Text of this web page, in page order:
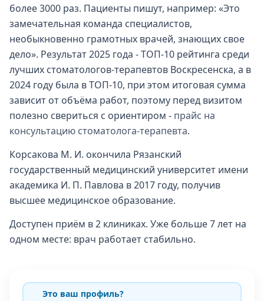
более 3000 раз. Пациенты пишут, например: «Это
замечательная команда специалистов,
необыкновенно грамотных врачей, знающих свое
дело». Результат 2025 года - ТОП-10 рейтинга среди
лучших стоматологов-терапевтов Воскресенска, а в
2024 году была в ТОП-10, при этом итоговая сумма
зависит от объёма работ, поэтому перед визитом
полезно свериться с ориентиром - прайс на
консультацию стоматолога-терапевта.
Корсакова М. И. окончила Рязанский
государственный медицинский университет имени
академика И. П. Павлова в 2017 году, получив
высшее медицинское образование.
Доступен приём в 2 клиниках. Уже больше 7 лет на
одном месте: врач работает стабильно.
Это ваш профиль?